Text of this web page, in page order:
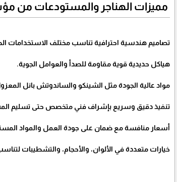
مميزات الهناجر والمستودعات من
تصاميم هندسية احترافية تناسب مختلف الاستخدامات
هياكل حديدية قوية مقاومة للصدأ والعوامل الجوية.
مواد عالية الجودة مثل الشينكو والساندوتش بانل المعزول
تنفيذ دقيق وسريع بإشراف فني متخصص حتى تسليم
أسعار منافسة مع ضمان على جودة العمل والمواد
خيارات متعددة في الألوان، والأحجام، والتشطيبات